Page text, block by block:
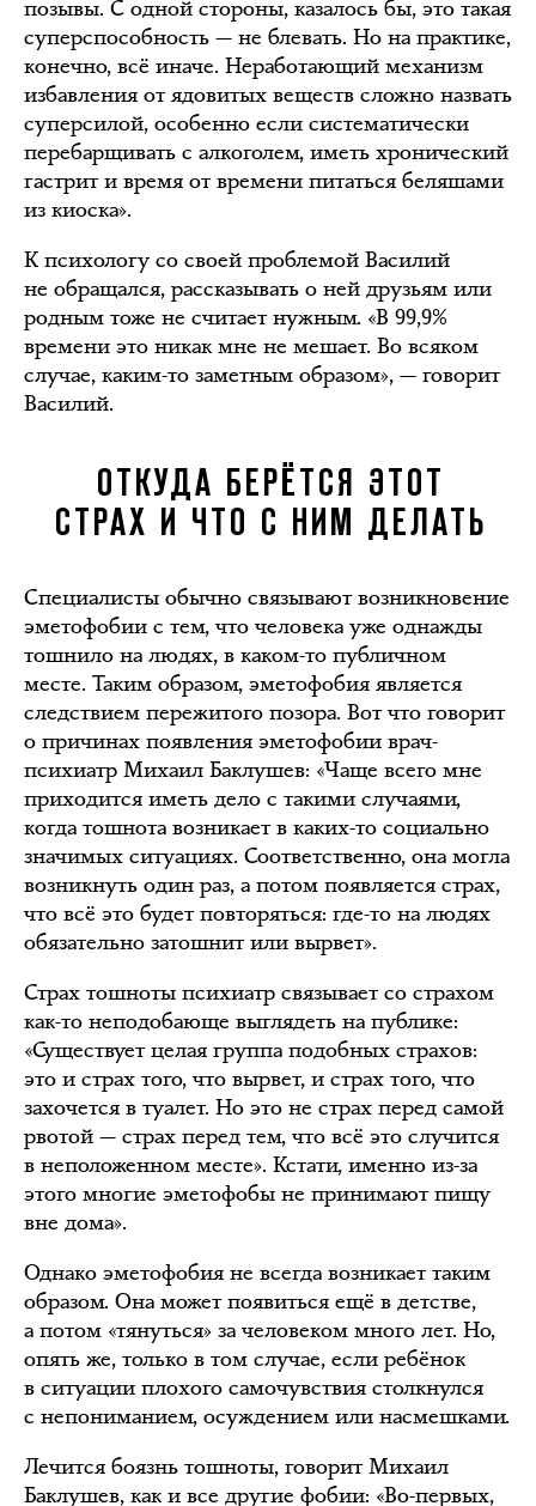
позывы. С одной стороны, казалось бы, это такая
суперспособность — не блевать. Но на практике,
конечно, всё иначе. Неработающий механизм
избавления от ядовитых веществ сложно назвать
суперсилой, особенно если систематически
перебарщивать с алкоголем, иметь хронический
гастрит и время от времени питаться беляшами
из киоска».
К психологу со своей проблемой Василий
не обращался, рассказывать о ней друзьям или
родным тоже не считает нужным. «В 99,9%
времени это никак мне не мешает. Во всяком
случае, каким-то заметным образом», — говорит
Василий.
ОТКУДА БЕРЁТСЯ ЭТОТ
СТРАХ И ЧТО С НИМ ДЕЛАТЬ
Специалисты обычно связывают возникновение
эметофобии с тем, что человека уже однажды
тошнило на людях, в каком-то публичном
месте. Таким образом, эметофобия является
следствием пережитого позора. Вот что говорит
о причинах появления эметофобии врач-
психиатр Михаил Баклушев: «Чаще всего мне
приходится иметь дело с такими случаями,
когда тошнота возникает в каких-то социально
значимых ситуациях. Соответственно, она могла
возникнуть один раз, а потом появляется страх,
что всё это будет повторяться: где-то на людях
обязательно затошнит или вырвет».
Страх тошноты психиатр связывает со страхом
как-то неподобающе выглядеть на публике:
«Существует целая группа подобных страхов:
это и страх того, что вырвет, и страх того, что
захочется в туалет. Но это не страх перед самой
рвотой — страх перед тем, что всё это случится
в неположенном месте». Кстати, именно из-за
этого многие эметофобы не принимают пищу
вне дома».
Однако эметофобия не всегда возникает таким
образом. Она может появиться ещё в детстве,
а потом «тянуться» за человеком много лет. Но,
опять же, только в том случае, если ребёнок
в ситуации плохого самочувствия столкнулся
с непониманием, осуждением или насмешками.
Лечится боязнь тошноты, говорит Михаил
Баклушев, как и все другие фобии: «Во-первых,